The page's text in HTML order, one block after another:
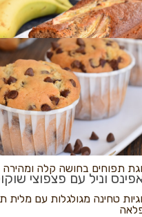
פיצה
בננות
וניל עם פצפוצי
נקראים
תפוחים בחושה קלה ומהירה
טחינה מגולגלות עם מלית